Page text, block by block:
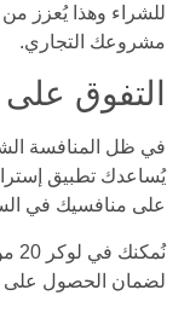
للشراء وهذا يُعزز من
مشروعك التجاري.
التفوق
في ظل المنافسة
يُساعدك تطبيق
على منافسيك في
لضمان الحصول على